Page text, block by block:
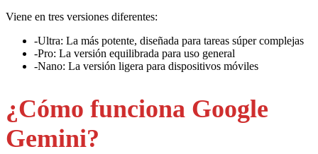
Viene en tres versiones diferentes:
-Ultra: La más potente, diseñada para tareas súper complejas
-Pro: La versión equilibrada para uso general
-Nano: La versión ligera para dispositivos móviles
¿Cómo funciona Google
Gemini?